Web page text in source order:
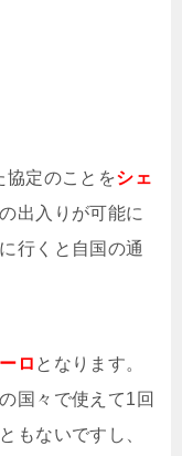
協定のことをシェ
出入りが可能に
行くと自国の通
ロ となります。
国々で使えて1回
もないですし、